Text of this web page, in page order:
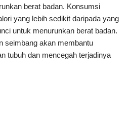
berat badan. Konsumsi
yang lebih sedikit daripada yang
untuk menurunkan berat badan.
seimbang akan membantu
tubuh dan mencegah terjadinya